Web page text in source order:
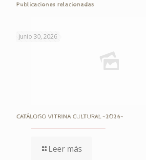
Publicaciones relacionadas
junio 30, 2026
CATÁLOGO VITRINA CULTURAL -2026-
Leer más